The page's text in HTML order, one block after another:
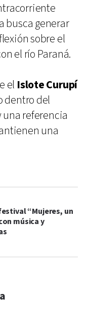
busca generar
sobre el
el río Paraná.
el Islote Curupí
dentro del
referencia
una
“Mujeres, un
música y